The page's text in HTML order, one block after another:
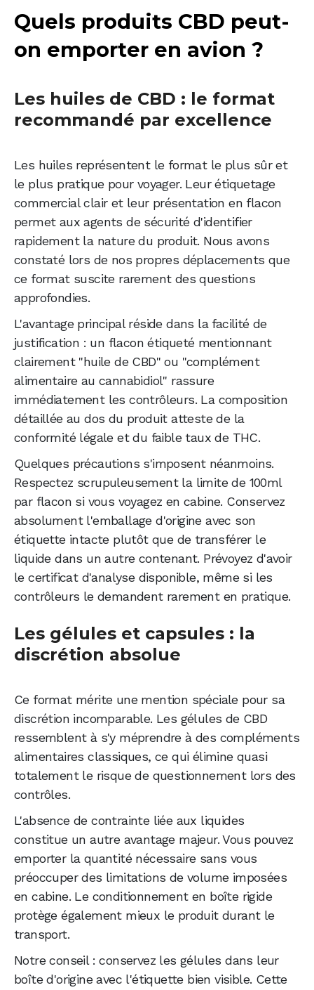
Quels produits CBD peut-
on emporter en avion ?
Les huiles de CBD : le format
recommandé par excellence
Les huiles représentent le format le plus sûr et
le plus pratique pour voyager. Leur étiquetage
commercial clair et leur présentation en flacon
permet aux agents de sécurité d'identifier
rapidement la nature du produit. Nous avons
constaté lors de nos propres déplacements que
ce format suscite rarement des questions
approfondies.
L'avantage principal réside dans la facilité de
justification : un flacon étiqueté mentionnant
clairement "huile de CBD" ou "complément
alimentaire au cannabidiol" rassure
immédiatement les contrôleurs. La composition
détaillée au dos du produit atteste de la
conformité légale et du faible taux de THC.
Quelques précautions s'imposent néanmoins.
Respectez scrupuleusement la limite de 100ml
par flacon si vous voyagez en cabine. Conservez
absolument l'emballage d'origine avec son
étiquette intacte plutôt que de transférer le
liquide dans un autre contenant. Prévoyez d'avoir
le certificat d'analyse disponible, même si les
contrôleurs le demandent rarement en pratique.
Les gélules et capsules : la
discrétion absolue
Ce format mérite une mention spéciale pour sa
discrétion incomparable. Les gélules de CBD
ressemblent à s'y méprendre à des compléments
alimentaires classiques, ce qui élimine quasi
totalement le risque de questionnement lors des
contrôles.
L'absence de contrainte liée aux liquides
constitue un autre avantage majeur. Vous pouvez
emporter la quantité nécessaire sans vous
préoccuper des limitations de volume imposées
en cabine. Le conditionnement en boîte rigide
protège également mieux le produit durant le
transport.
Notre conseil : conservez les gélules dans leur
boîte d'origine avec l'étiquette bien visible. Cette